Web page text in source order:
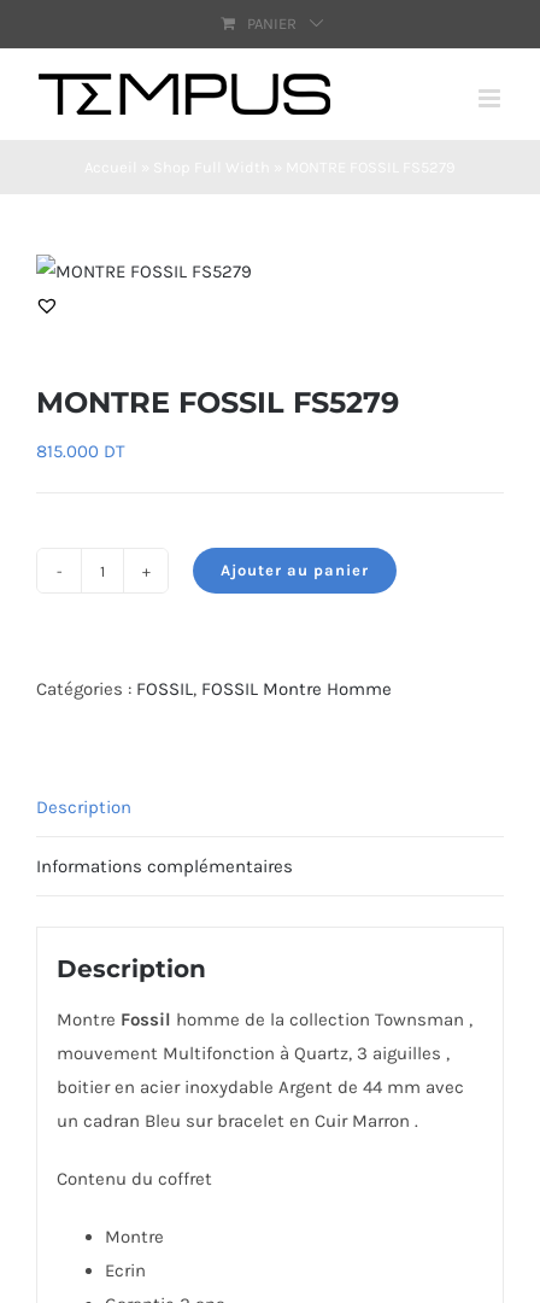
au
contenu
PANIER
MONTRE FOSSIL FS5279
815.000 DT
FOSSIL
Ajouter au panier
Catégories : FOSSIL, FOSSIL Montre Homme
Description
Informations complémentaires
Description
Montre Fossil homme de la collection Townsman ,
mouvement Multifonction à Quartz, 3 aiguilles ,
boitier en acier inoxydable Argent de 44 mm avec
un cadran Bleu sur bracelet en Cuir Marron .
Contenu du coffret
Montre
Ecrin